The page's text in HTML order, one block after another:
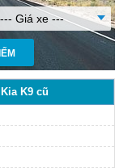
--- Giá xe ---
K9 cũ